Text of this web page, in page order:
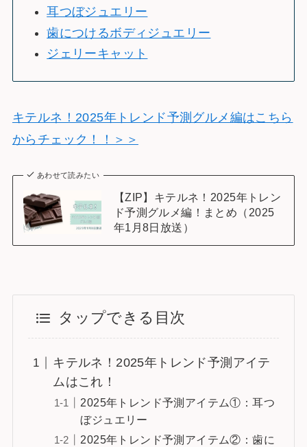
耳つぼジュエリー
歯につけるボディジュエリー
ジェリーキャット
キテルネ！2025年トレンド予測グルメ編はこちら
からチェック！！＞＞
あわせて読みたい
【ZIP】キテルネ！2025年トレン
ド予測グルメ編！まとめ（2025
年1月8日放送）
タップできる目次
キテルネ！2025年トレンド予測アイテ
ムはこれ！
2025年トレンド予測アイテム①：耳つ
ぼジュエリー
2025年トレンド予測アイテム②：歯に